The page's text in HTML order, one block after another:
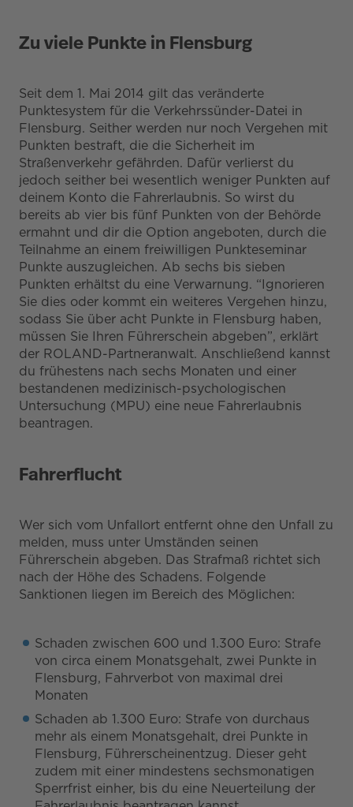
Zu viele Punkte in Flensburg
Seit dem 1. Mai 2014 gilt das veränderte
Punktesystem für die Verkehrssünder-Datei in
Flensburg. Seither werden nur noch Vergehen mit
Punkten bestraft, die die Sicherheit im
Straßenverkehr gefährden. Dafür verlierst du
jedoch seither bei wesentlich weniger Punkten auf
deinem Konto die Fahrerlaubnis. So wirst du
bereits ab vier bis fünf Punkten von der Behörde
ermahnt und dir die Option angeboten, durch die
Teilnahme an einem freiwilligen Punkteseminar
Punkte auszugleichen. Ab sechs bis sieben
Punkten erhältst du eine Verwarnung. “Ignorieren
Sie dies oder kommt ein weiteres Vergehen hinzu,
sodass Sie über acht Punkte in Flensburg haben,
müssen Sie Ihren Führerschein abgeben”, erklärt
der ROLAND-Partneranwalt. Anschließend kannst
du frühestens nach sechs Monaten und einer
bestandenen medizinisch-psychologischen
Untersuchung (MPU) eine neue Fahrerlaubnis
beantragen.
Fahrerflucht
Wer sich vom Unfallort entfernt ohne den Unfall zu
melden, muss unter Umständen seinen
Führerschein abgeben. Das Strafmaß richtet sich
nach der Höhe des Schadens. Folgende
Sanktionen liegen im Bereich des Möglichen:
Schaden zwischen 600 und 1.300 Euro: Strafe
von circa einem Monatsgehalt, zwei Punkte in
Flensburg, Fahrverbot von maximal drei
Monaten
Schaden ab 1.300 Euro: Strafe von durchaus
mehr als einem Monatsgehalt, drei Punkte in
Flensburg, Führerscheinentzug. Dieser geht
zudem mit einer mindestens sechsmonatigen
Sperrfrist einher, bis du eine Neuerteilung der